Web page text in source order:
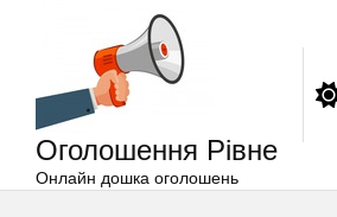
Оголошення Рівне
Онлайн дошка оголошень